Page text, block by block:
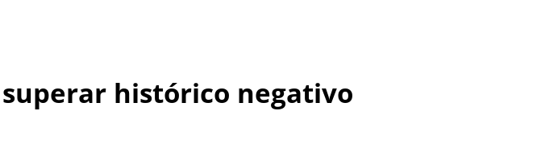
histórico negativo